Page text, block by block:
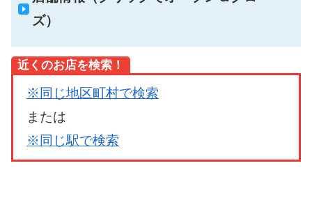
ズ）
近くのお店を検索！
※同じ地区町村で検索
または
※同じ駅で検索